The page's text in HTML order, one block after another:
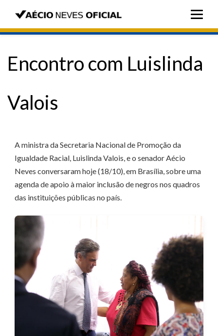
Encontro com Luislinda
Valois
A ministra da Secretaria Nacional de Promoção da
Igualdade Racial, Luislinda Valois, e o senador Aécio
Neves conversaram hoje (18/10), em Brasília, sobre uma
agenda de apoio à maior inclusão de negros nos quadros
das instituições públicas no país.